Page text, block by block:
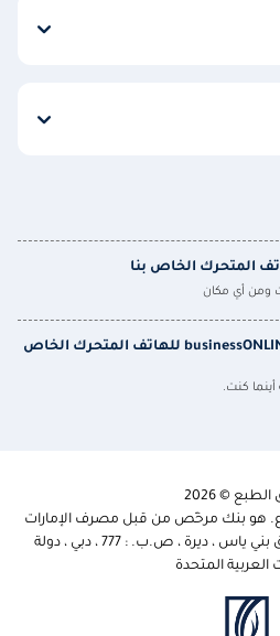
المتحرك الخاص بنا
ومن أي مكان
قم بتحميل تطبيق businessONLINE X للهاتف المتحرك الخاص
أينما كنت.
© 2026
هو بنك مرخّص من قبل مصرف الإمارات
العربية المتحدة المركزي. طريق بني ياس ، ديرة ، ص.ب. : 777 ، دبي ، دولة
العربية المتحدة